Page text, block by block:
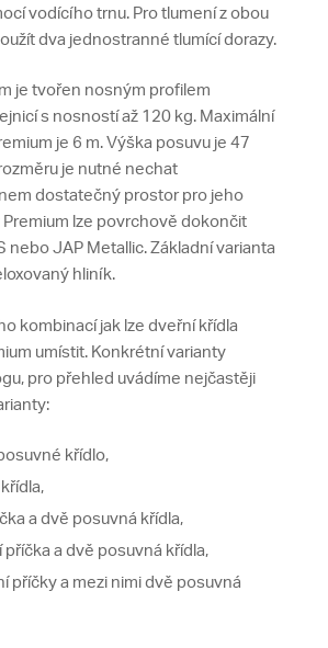
vodícího trnu. Pro tlumení z obou
dva jednostranné tlumící dorazy.
je tvořen nosným profilem
s nosností až 120 kg. Maximální
je 6 m. Výška posuvu je 47
je nutné nechat
dostatečný prostor pro jeho
Premium lze povrchově dokončit
nebo JAP Metallic. Základní varianta
hliník.
kombinací jak lze dveřní křídla
umístit. Konkrétní varianty
pro přehled uvádíme nejčastěji
křídlo,
a dvě posuvná křídla,
a dvě posuvná křídla,
příčky a mezi nimi dvě posuvná